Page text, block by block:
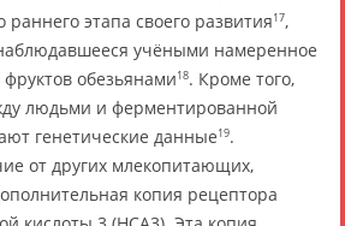
раннего этапа своего развития17,
учёными намеренное
обезьянами18. Кроме того,
людьми и ферментированной
генетические данные19.
от других млекопитающих,
копия рецептора